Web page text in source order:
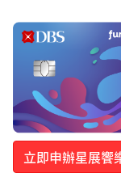
立即申辦星展饗